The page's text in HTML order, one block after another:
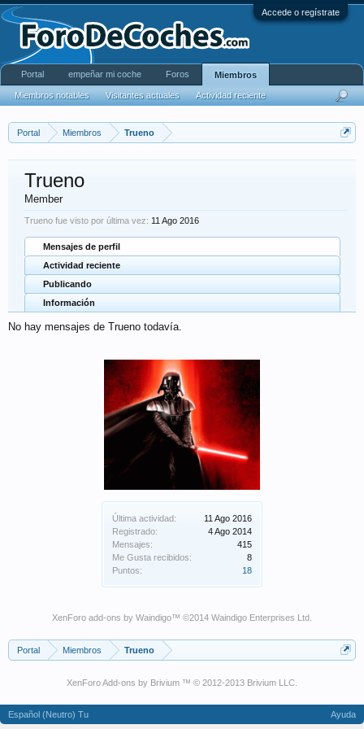
Accede o regístrate
Portal Miembros Trueno
Última actividad:
11 Ago 2016
Registrado:
4 Ago 2014
Mensajes:
415
Me Gusta recibidos:
8
Puntos:
18
Trueno
Member
Trueno fue visto por última vez: 11 Ago 2016
Mensajes de perfil
Actividad reciente
Publicando
Información
No hay mensajes de Trueno todavía.
XenForo add-ons by Waindigo™ ©2014 Waindigo Enterprises Ltd
Portal Miembros Trueno
XenForo Add-ons by Brivium ™ © 2012-2013 Brivium LLC.
Portal empeñar mi coche Foros Miembros
Miembros notables Visitantes actuales Actividad reciente
Español (Neutro) Tu Ayuda